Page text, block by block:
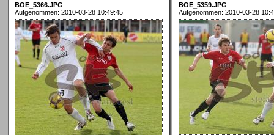
BOE_5366.JPG
Aufgenommen: 2010-03-28 10:49:45
BOE_5359.JPG
Aufgenommen: 2010-03-28